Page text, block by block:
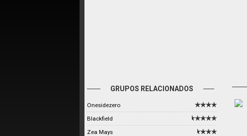
GRUPOS RELACIONADOS
Onesidezero
Blackfield
Zea Mays